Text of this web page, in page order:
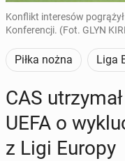
Konflikt interesów
Konferencji. (Fot. GLYN
Piłka nożna Liga
CAS
UEFA o
z Ligi Europy